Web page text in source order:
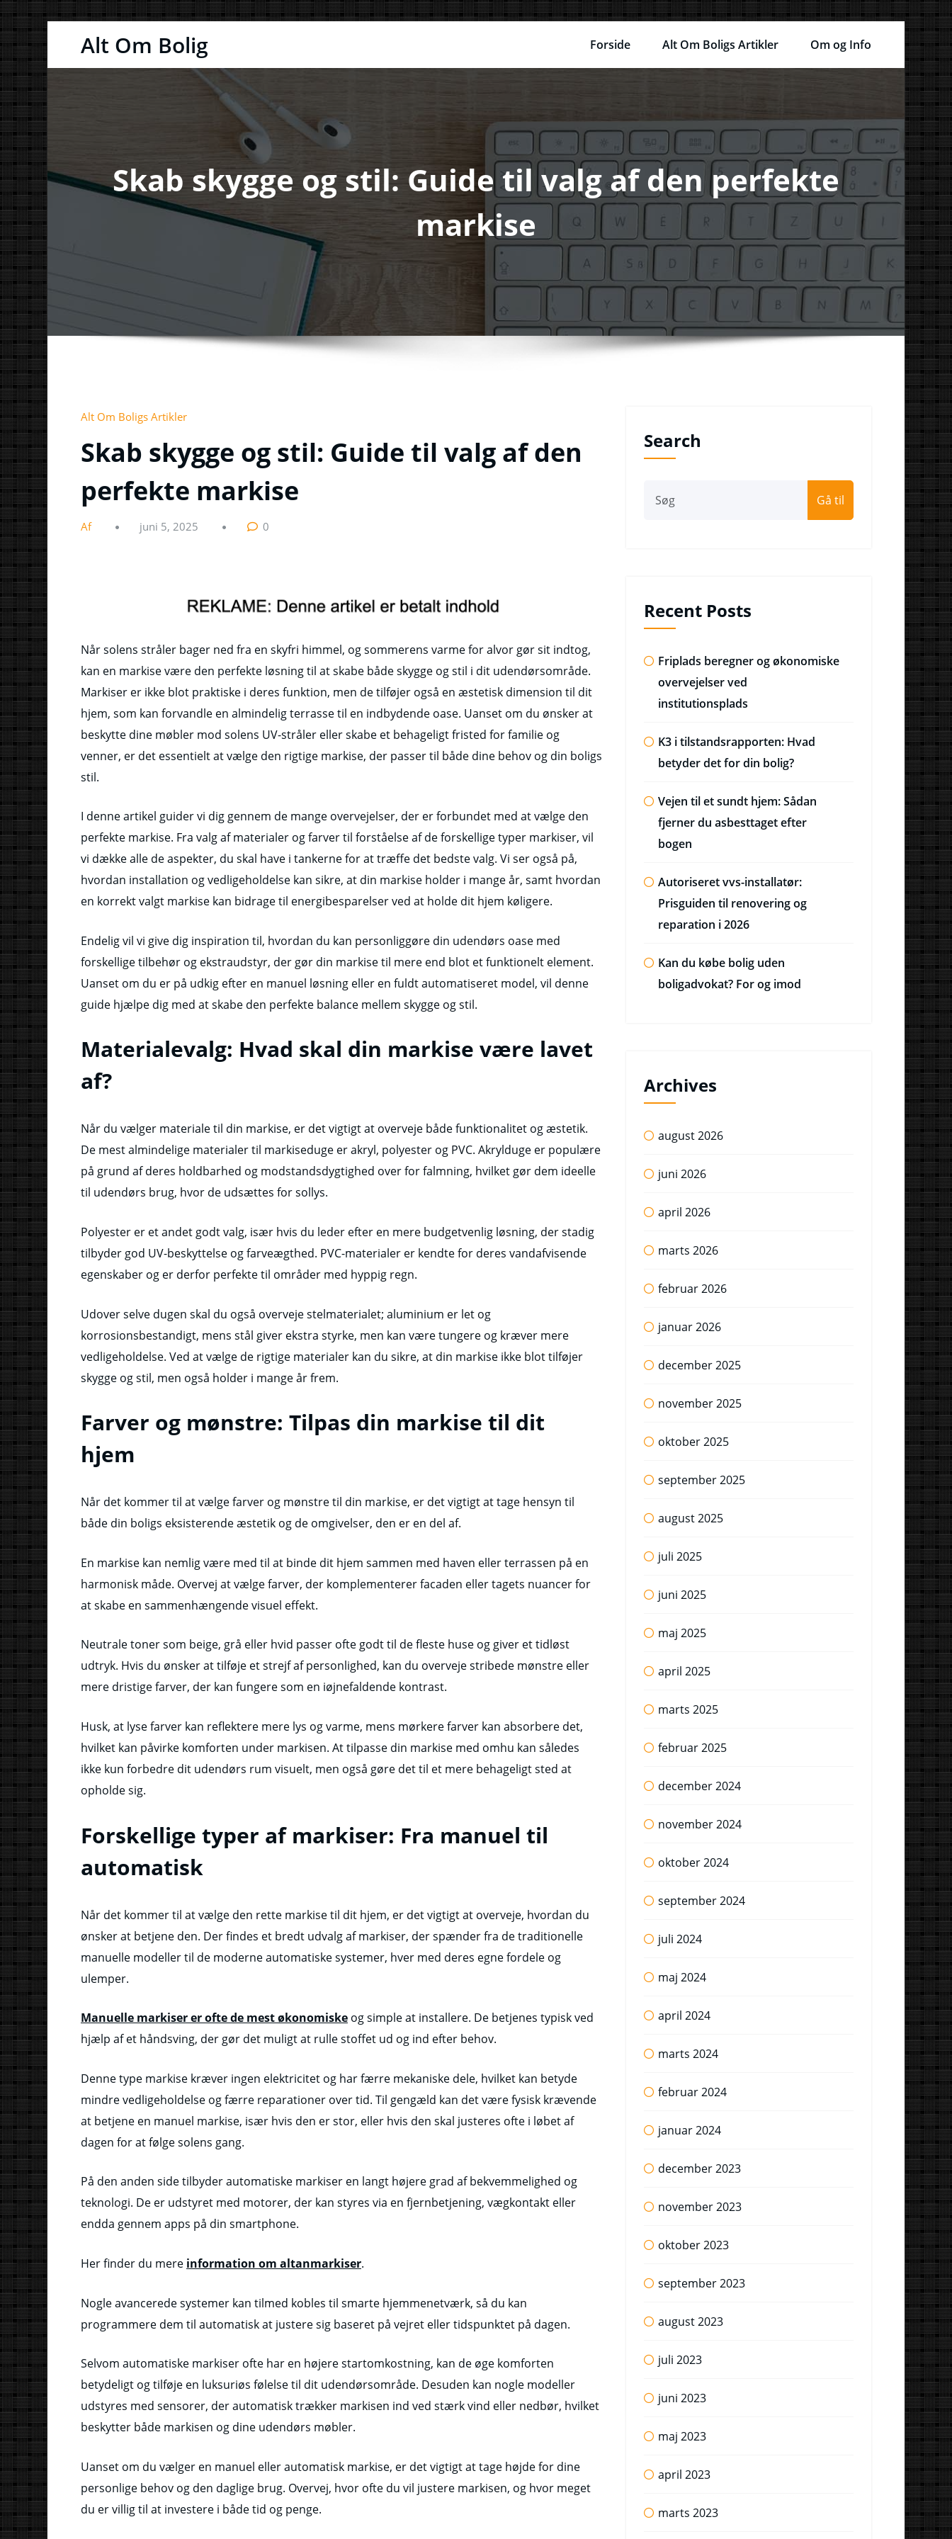
Alt Om Bolig Forside Alt Om Boligs Artikler Om og Info
Skab skygge og stil: Guide til valg af den perfekte
markise
Alt Om Boligs Artikler
Skab skygge og stil: Guide til valg af den
perfekte markise
Af juni 5, 2025 0
Når solens stråler bager ned fra en skyfri himmel, og sommerens varme for alvor gør sit indtog,
kan en markise være den perfekte løsning til at skabe både skygge og stil i dit udendørsområde.
Markiser er ikke blot praktiske i deres funktion, men de tilføjer også en æstetisk dimension til dit
hjem, som kan forvandle en almindelig terrasse til en indbydende oase. Uanset om du ønsker at
beskytte dine møbler mod solens UV-stråler eller skabe et behageligt fristed for familie og
venner, er det essentielt at vælge den rigtige markise, der passer til både dine behov og din boligs
stil.
I denne artikel guider vi dig gennem de mange overvejelser, der er forbundet med at vælge den
perfekte markise. Fra valg af materialer og farver til forståelse af de forskellige typer markiser, vil
vi dække alle de aspekter, du skal have i tankerne for at træffe det bedste valg. Vi ser også på,
hvordan installation og vedligeholdelse kan sikre, at din markise holder i mange år, samt hvordan
en korrekt valgt markise kan bidrage til energibesparelser ved at holde dit hjem køligere.
Endelig vil vi give dig inspiration til, hvordan du kan personliggøre din udendørs oase med
forskellige tilbehør og ekstraudstyr, der gør din markise til mere end blot et funktionelt element.
Uanset om du er på udkig efter en manuel løsning eller en fuldt automatiseret model, vil denne
guide hjælpe dig med at skabe den perfekte balance mellem skygge og stil.
Materialevalg: Hvad skal din markise være lavet
af?
Når du vælger materiale til din markise, er det vigtigt at overveje både funktionalitet og æstetik.
De mest almindelige materialer til markiseduge er akryl, polyester og PVC. Akrylduge er populære
på grund af deres holdbarhed og modstandsdygtighed over for falmning, hvilket gør dem ideelle
til udendørs brug, hvor de udsættes for sollys.
Polyester er et andet godt valg, især hvis du leder efter en mere budgetvenlig løsning, der stadig
tilbyder god UV-beskyttelse og farveægthed. PVC-materialer er kendte for deres vandafvisende
egenskaber og er derfor perfekte til områder med hyppig regn.
Udover selve dugen skal du også overveje stelmaterialet; aluminium er let og
korrosionsbestandigt, mens stål giver ekstra styrke, men kan være tungere og kræver mere
vedligeholdelse. Ved at vælge de rigtige materialer kan du sikre, at din markise ikke blot tilføjer
skygge og stil, men også holder i mange år frem.
Farver og mønstre: Tilpas din markise til dit
hjem
Når det kommer til at vælge farver og mønstre til din markise, er det vigtigt at tage hensyn til
både din boligs eksisterende æstetik og de omgivelser, den er en del af.
En markise kan nemlig være med til at binde dit hjem sammen med haven eller terrassen på en
harmonisk måde. Overvej at vælge farver, der komplementerer facaden eller tagets nuancer for
at skabe en sammenhængende visuel effekt.
Neutrale toner som beige, grå eller hvid passer ofte godt til de fleste huse og giver et tidløst
udtryk. Hvis du ønsker at tilføje et strejf af personlighed, kan du overveje stribede mønstre eller
mere dristige farver, der kan fungere som en iøjnefaldende kontrast.
Husk, at lyse farver kan reflektere mere lys og varme, mens mørkere farver kan absorbere det,
hvilket kan påvirke komforten under markisen. At tilpasse din markise med omhu kan således
ikke kun forbedre dit udendørs rum visuelt, men også gøre det til et mere behageligt sted at
opholde sig.
Forskellige typer af markiser: Fra manuel til
automatisk
Når det kommer til at vælge den rette markise til dit hjem, er det vigtigt at overveje, hvordan du
ønsker at betjene den. Der findes et bredt udvalg af markiser, der spænder fra de traditionelle
manuelle modeller til de moderne automatiske systemer, hver med deres egne fordele og
ulemper.
Manuelle markiser er ofte de mest økonomiske og simple at installere. De betjenes typisk ved
hjælp af et håndsving, der gør det muligt at rulle stoffet ud og ind efter behov.
Denne type markise kræver ingen elektricitet og har færre mekaniske dele, hvilket kan betyde
mindre vedligeholdelse og færre reparationer over tid. Til gengæld kan det være fysisk krævende
at betjene en manuel markise, især hvis den er stor, eller hvis den skal justeres ofte i løbet af
dagen for at følge solens gang.
På den anden side tilbyder automatiske markiser en langt højere grad af bekvemmelighed og
teknologi. De er udstyret med motorer, der kan styres via en fjernbetjening, vægkontakt eller
endda gennem apps på din smartphone.
Her finder du mere information om altanmarkiser.
Nogle avancerede systemer kan tilmed kobles til smarte hjemmenetværk, så du kan
programmere dem til automatisk at justere sig baseret på vejret eller tidspunktet på dagen.
Selvom automatiske markiser ofte har en højere startomkostning, kan de øge komforten
betydeligt og tilføje en luksuriøs følelse til dit udendørsområde. Desuden kan nogle modeller
udstyres med sensorer, der automatisk trækker markisen ind ved stærk vind eller nedbør, hvilket
beskytter både markisen og dine udendørs møbler.
Uanset om du vælger en manuel eller automatisk markise, er det vigtigt at tage højde for dine
personlige behov og den daglige brug. Overvej, hvor ofte du vil justere markisen, og hvor meget
du er villig til at investere i både tid og penge.
Search
Gå til
Recent Posts
Friplads beregner og økonomiske
overvejelser ved
institutionsplads
K3 i tilstandsrapporten: Hvad
betyder det for din bolig?
Vejen til et sundt hjem: Sådan
fjerner du asbesttaget efter
bogen
Autoriseret vvs-installatør:
Prisguiden til renovering og
reparation i 2026
Kan du købe bolig uden
boligadvokat? For og imod
Archives
august 2026
juni 2026
april 2026
marts 2026
februar 2026
januar 2026
december 2025
november 2025
oktober 2025
september 2025
august 2025
juli 2025
juni 2025
maj 2025
april 2025
marts 2025
februar 2025
december 2024
november 2024
oktober 2024
september 2024
juli 2024
maj 2024
april 2024
marts 2024
februar 2024
januar 2024
december 2023
november 2023
oktober 2023
september 2023
august 2023
juli 2023
juni 2023
maj 2023
april 2023
marts 2023